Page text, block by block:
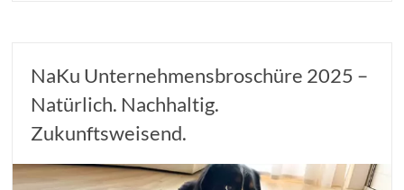
NaKu Unternehmensbroschüre 2025 –
Natürlich. Nachhaltig.
Zukunftsweisend.